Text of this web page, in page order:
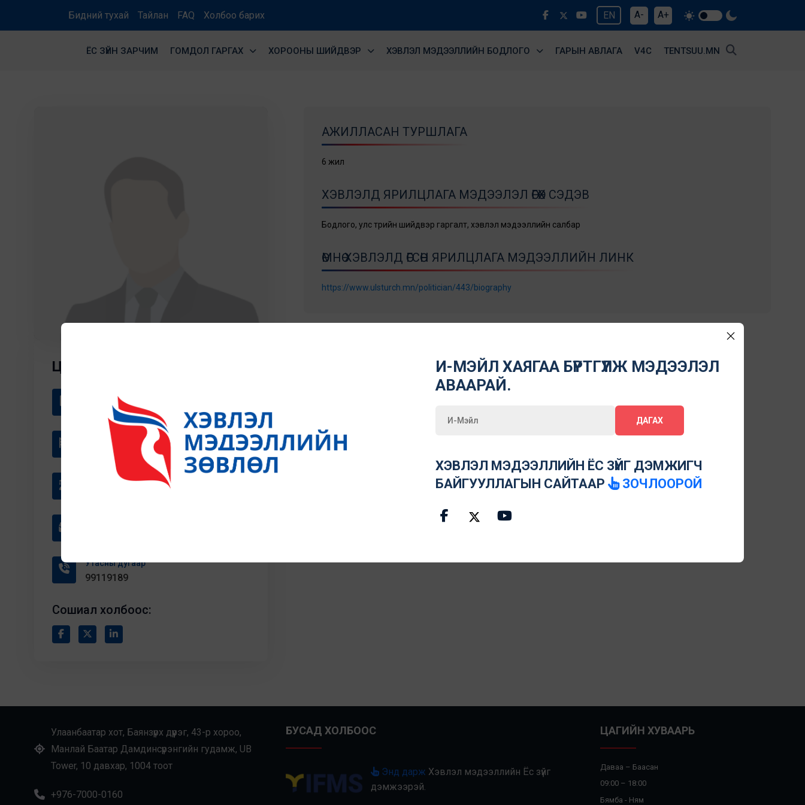
Бидний тухай Тайлан FAQ Холбоо барих EN A- A+
ЁС ЗҮЙН ЗАРЧИМ ГОМДОЛ ГАРГАХ ХОРООНЫ ШИЙДВЭР ХЭВЛЭЛ МЭДЭЭЛЛИЙН БОДЛОГО ГАРЫН АВЛАГА V4С TENTSUU.MN
ЦЭДЭН ГАРАМЖАВ
Байгууллага
УИХ-ын гишүүн асан
Албан тушаал
улс төрч
Мэргэжил
Утасны дугаар
99119189
Сошиал холбоос:
АЖИЛЛАСАН ТУРШЛАГА
6 жил
ХЭВЛЭЛД ЯРИЛЦЛАГА МЭДЭЭЛЭЛ ӨГӨХ СЭДЭВ
Бодлого, улс төрийн шийдвэр гаргалт, хэвлэл мэдээллийн салбар
ӨМНӨ ХЭВЛЭЛД ӨГСӨН ЯРИЛЦЛАГА МЭДЭЭЛЛИЙН ЛИНК
https://www.ulsturch.mn/politician/443/biography
И-МЭЙЛ ХАЯГАА БҮРТГҮҮЛЖ МЭДЭЭЛЭЛ
АВААРАЙ.
ДАГАХ
ХЭВЛЭЛ МЭДЭЭЛЛИЙН ЁС ЗҮЙГ ДЭМЖИГЧ
БАЙГУУЛЛАГЫН САЙТААР
ЗОЧЛООРОЙ
Улаанбаатар хот, Баянзүрх дүүрэг, 43-р хороо,
Манлай Баатар Дамдинсүрэнгийн гудамж, UB
Tower, 10 давхар, 1004 тоот
+976-7000-0160
БУСАД ХОЛБООС
Энд дарж Хэвлэл мэдээллийн Ёс зүйг
дэмжээрэй.
ЦАГИЙН ХУВААРЬ
Даваа – Баасан
09:00 – 18:00
Бямба - Ням